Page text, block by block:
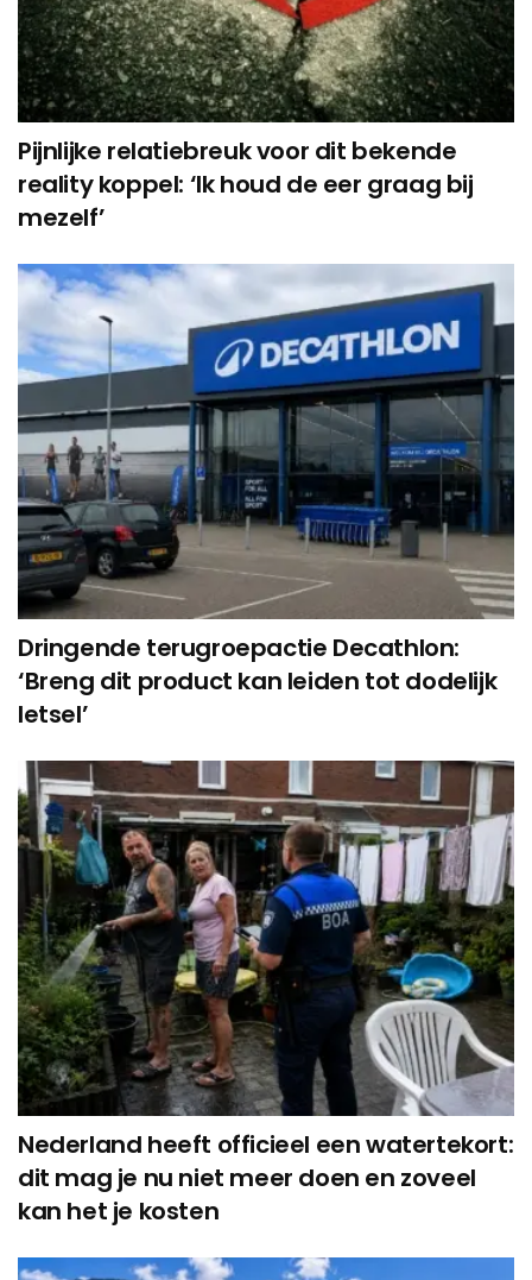
Pijnlijke relatiebreuk voor dit bekende
reality koppel: ‘Ik houd de eer graag bij
mezelf’
Dringende terugroepactie Decathlon:
‘Breng dit product kan leiden tot dodelijk
letsel’
Nederland heeft officieel een watertekort:
dit mag je nu niet meer doen en zoveel
kan het je kosten